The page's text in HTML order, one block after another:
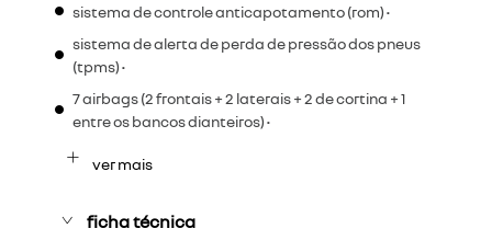
sistema de controle anticapotamento (rom) •
sistema de alerta de perda de pressão dos pneus
(tpms) •
7 airbags (2 frontais + 2 laterais + 2 de cortina + 1
entre os bancos dianteiros) •
ver mais
ficha técnica